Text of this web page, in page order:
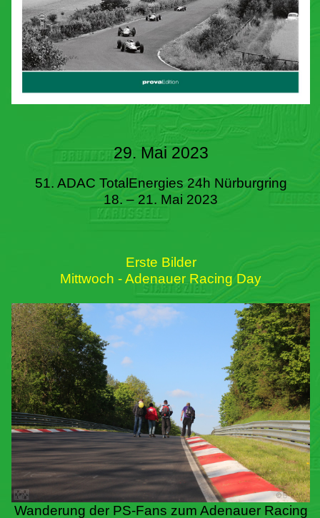
29. Mai 2023
51. ADAC TotalEnergies 24h Nürburgring
18. – 21. Mai 2023
Erste Bilder
Mittwoch - Adenauer Racing Day
Wanderung der PS-Fans zum Adenauer Racing